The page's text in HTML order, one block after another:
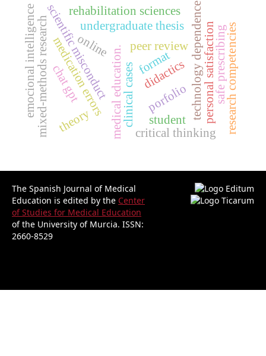
porfolio
medical education. didactics technology dependencepersonal satisfaction
scientific misconduct peer review
mixed-methods research safe prescribing
medication errors
rehabilitation sciences
critical thinking
emocional intelligence
student
undergraduate thesis research competencies
format
clinical cases
online
theory
chat gpt
The Spanish Journal of Medical
Education is edited by the Center
of Studies for Medical Education
of the University of Murcia. ISSN:
2660-8529